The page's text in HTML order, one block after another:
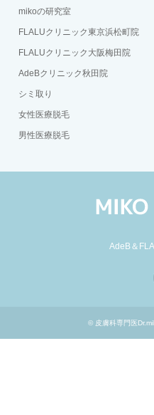
mikoの研究室
FLALUクリニック東京浜松町院
FLALUクリニック大阪梅田院
AdeBクリニック秋田院
シミ取り
女性医療脱毛
男性医療脱毛
AdeB＆
© 皮膚科専門医